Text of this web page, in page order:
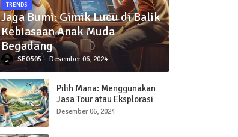
TRENDS
Jaga Bumi: Gimik Lucu di Balik
Kebiasaan Anak Muda
Begadang
SEO505 Desember 06, 2024
Pilih Mana: Menggunakan
Jasa Tour atau Eksplorasi
Sendiri Saat Traveling?
Desember 06, 2024